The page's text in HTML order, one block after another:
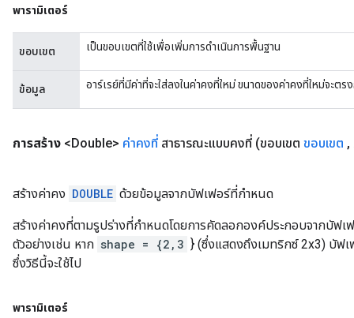
พารามิเตอร์
ขอบเขต เป็นขอบเขตที่ใช้เพื่อเพิ่มการดำเนินการพื้นฐาน
ข้อมูล อาร์เรย์ที่มีค่าที่จะใส่ลงในค่าคงที่ใหม่ ขนาดของค่าคงที่ใหม่จะตร
การสร้าง <Double> ค่าคงที่ สาธารณะแบบคงที่ (ขอบเขต ขอบเขต ,
สร้างค่าคง DOUBLE ด้วยข้อมูลจากบัฟเฟอร์ที่กำหนด
สร้างค่าคงที่ตามรูปร่างที่กำหนดโดยการคัดลอกองค์ประกอบจากบัฟเ
ตัวอย่างเช่น หาก shape = {2,3 } (ซึ่งแสดงถึงเมทริกซ์ 2x3) บัฟ
ซึ่งวิธีนี้จะใช้ไป
พารามิเตอร์